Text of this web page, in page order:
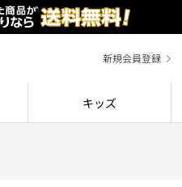
新規会員登録
キッズ